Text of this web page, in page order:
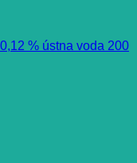
% ústna voda 200